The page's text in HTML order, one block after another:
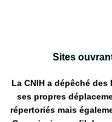
Sites
La CNIH a dépêché
ses propres
répertoriés mais